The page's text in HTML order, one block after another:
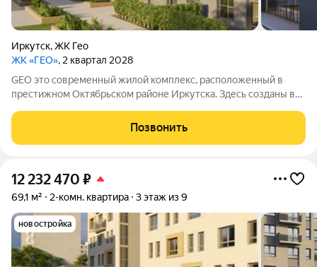
Иркутск,ЖК Гео
ЖК «ГЕО», 2 квартал 2028
GEO это современный жилой комплекс, расположенный в
престижном Октябрьском районе Иркутска. Здесь созданы все
инфраструктура, возможности для отдыха и общения.
Позвонить
12 232 470 ₽
69,1 м² 2-комн. квартира 3 этаж из 9
новостройка